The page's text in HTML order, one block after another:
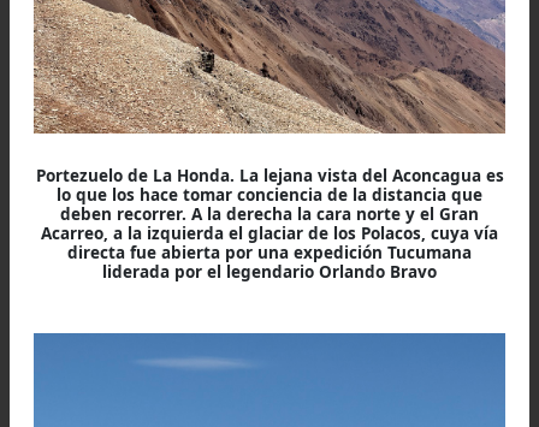
que horas después nos
puntualmente.